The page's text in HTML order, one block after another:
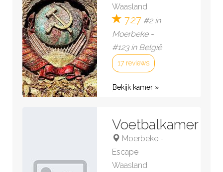
Waasland
7.27 #2 in
Moerbeke -
#123 in België
17 reviews
Bekijk kamer »
Voetbalkamer
Moerbeke -
Escape
Waasland